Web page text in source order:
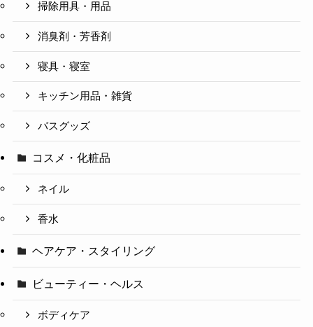
掃除用具・用品
消臭剤・芳香剤
寝具・寝室
キッチン用品・雑貨
バスグッズ
コスメ・化粧品
ネイル
香水
ヘアケア・スタイリング
ビューティー・ヘルス
ボディケア